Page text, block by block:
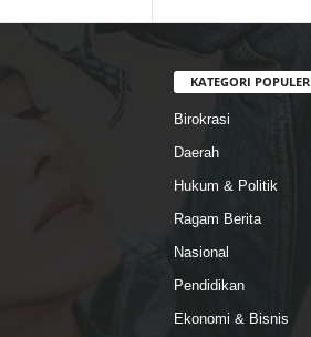
KATEGORI POPULER
Birokrasi
Daerah
Hukum & Politik
Ragam Berita
Nasional
Pendidikan
Ekonomi & Bisnis